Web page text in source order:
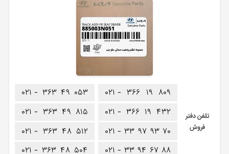
تلفن دفتر
فروش
۰۲۱ - ۳۶۶ ۱۹ ۸۰۹
۰۲۱ - ۳۶۶ ۱۹ ۴۳۲
۰۲۱ - ۳۳ ۹۷ ۹۳ ۷۰
۰۲۱ - ۳۳ ۹۴ ۶۷ ۸۸
۰۲۱ - ۳۶۳ ۴۹ ۰۵۳
۰۲۱ - ۳۶۳ ۴۹ ۸۱۵
۰۲۱ - ۳۶۳ ۴۸ ۵۱۲
۰۲۱ - ۳۶۳ ۴۸ ۵۰۴